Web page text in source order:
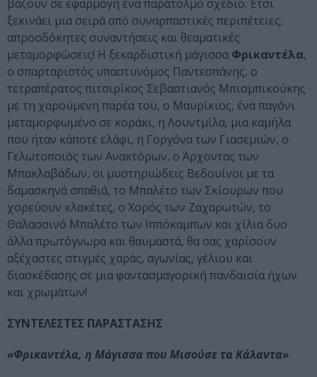
βάζουν σε εφαρμογή ένα παράτολμο σχέδιο. Έτσι
ξεκινάει μια σειρά από συναρπαστικές περιπέτειες,
απροσδόκητες συναντήσεις και θεαματικές
μεταμορφώσεις! Η ξεκαρδιστική μάγισσα Φρικαντέλα,
ο σπαρταριστός υπαστυνόμος Παντεσπάνης, ο
τετραπέρατος πιτσιρίκος Σεβαστιανός Μπισμπικούκης
με τη χαρούμενη παρέα του, ο Μαυρίκιος, ένα παγόνι
μεταμορφωμένο σε κοράκι, η Λουντμίλα, μια καμήλα
που ήταν κάποτε ελάφι, η Γοργόνα των Γιασεμιών, ο
Γελωτοποιός των Ανακτόρων, ο Άρχοντας των
Μπακλαβάδων, οι μυστηριώδεις Βεδουίνοι με τα
δαμασκηνά σπαθιά, το Μπαλέτο των Σκίουρων που
χορεύουν κλακέτες, ο Χορός των Ζαχαρωτών, το
Θαλασσινό Μπαλέτο των Ιππόκαμπων και χίλια δυο
άλλα πρωτόγνωρα και θαυμαστά, θα σας χαρίσουν
αξέχαστες στιγμές χαράς, αγωνίας, γέλιου και
διασκέδασης σε μια φαντασμαγορική πανδαισία ήχων
και χρωμάτων!
ΣΥΝΤΕΛΕΣΤΕΣ ΠΑΡΑΣΤΑΣΗΣ
«Φρικαντέλα, η Μάγισσα που Μισούσε τα Κάλαντα»